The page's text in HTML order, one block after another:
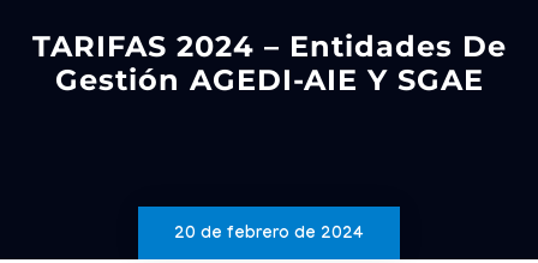
TARIFAS 2024 – Entidades De
Gestión AGEDI-AIE Y SGAE
20 de febrero de 2024